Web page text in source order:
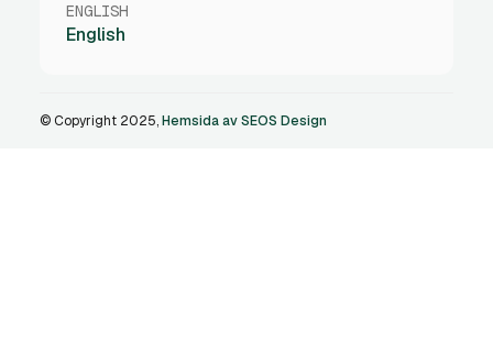
ENGLISH
English
© Copyright 2025,Hemsida av SEOS Design